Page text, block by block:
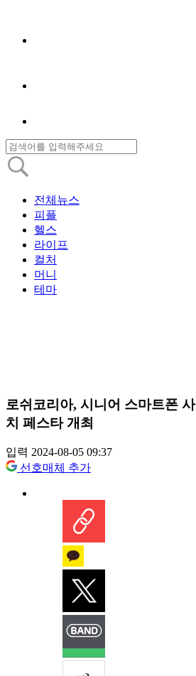
전체뉴스
피플
헬스
라이프
컬처
머니
테마
로쉬코리아, 시니어 스마트폰
치 페스타 개최
입력 2024-08-05 09:37
선호매체 추가